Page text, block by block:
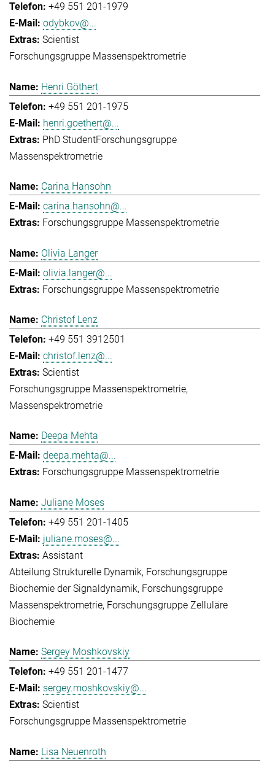
+49 551 201-1979
odybkov@...
Scientist
Forschungsgruppe Massenspektrometrie
Henri Göthert
+49 551 201-1975
henri.goethert@...
PhD StudentForschungsgruppe
Massenspektrometrie
Carina Hansohn
carina.hansohn@...
Forschungsgruppe Massenspektrometrie
Olivia Langer
olivia.langer@...
Forschungsgruppe Massenspektrometrie
Christof Lenz
+49 551 3912501
christof.lenz@...
Scientist
Forschungsgruppe Massenspektrometrie
Massenspektrometrie
Deepa Mehta
deepa.mehta@...
Forschungsgruppe Massenspektrometrie
Juliane Moses
+49 551 201-1405
juliane.moses@...
Assistant
Abteilung Strukturelle Dynamik Forschungsgruppe
Biochemie der Signaldynamik Forschungsgruppe
Massenspektrometrie Forschungsgruppe Zelluläre
Biochemie
Sergey Moshkovskiy
+49 551 201-1477
sergey.moshkovskiy@...
Scientist
Forschungsgruppe Massenspektrometrie
Lisa Neuenroth